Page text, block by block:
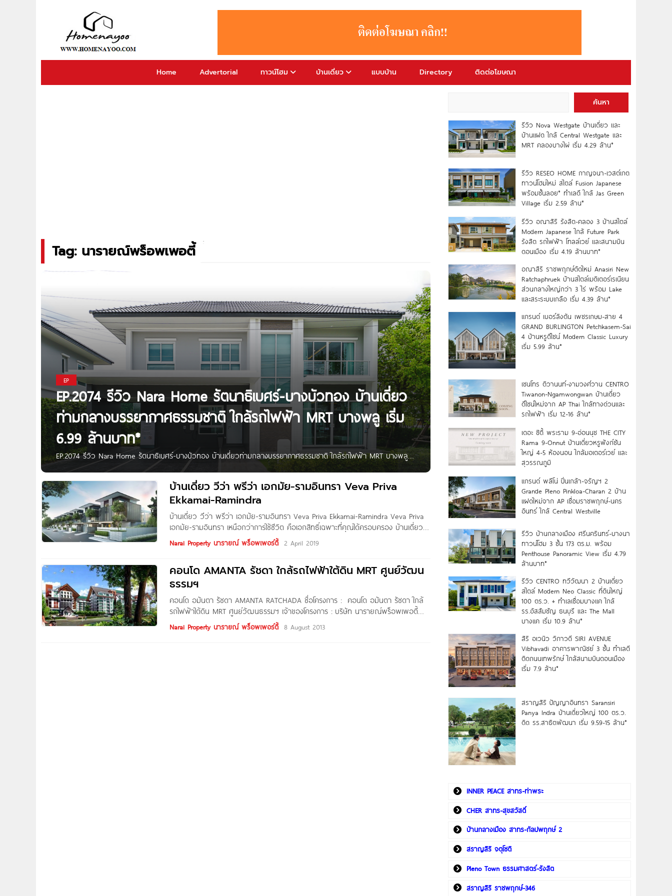
Home Advertorial ทาวน์โฮม บ้านเดี่ยว แบบบ้าน Directory ติดต่อโฆษณา
Tag: นารายณ์พร็อพเพอตี้
EP
EP.2074 รีวิว Nara Home รัตนาธิเบศร์-บางบัวทอง บ้านเดี่ยว
ท่ามกลางบรรยากาศธรรมชาติ ใกล้รถไฟฟ้า MRT บางพลู เริ่ม
6.99 ล้านบาท*
EP.2074 รีวิว Nara Home รัตนาธิเบศร์-บางบัวทอง บ้านเดี่ยวท่ามกลางบรรยากาศธรรมชาติ ใกล้รถไฟฟ้า MRT บางพลู
เริ่ม 6.99 ล้านบาท* Written by : THAnATH สวัสดีผู้อ่านชาว Homenayoo ทุกคน วันนี้ผมพามาชมโครงการ Nara
Home รัตนาธิเบศร์-บางบัวทอง จาก Narai Property ตั้งอยู่ติดถนนบางกรวย-ไทรน้อย เชื่อมต่อเข้าออกได้หลายเส้นทาง
ใกล้ถนนรัตนาธิเบศร์ ถนนชัยพฤกษ์
บ้านเดี่ยว วีว่า พรีว่า เอกมัย-รามอินทรา Veva Priva
Ekkamai-Ramindra
บ้านเดี่ยว วีว่า พรีว่า เอกมัย-รามอินทรา Veva Priva Ekkamai-Ramindra Veva Priva
เอกมัย-รามอินทรา เหนือกว่าการใช้ชีวิต คือเอกสิทธิ์เฉพาะที่คุณได้ครอบครอง บ้านเดี่ยว 3
ชั้น บนพื้นที่ใจกลางเมือง สัมผัสชีวิตใกล้ธรรมชาติ สไตล์ New Modern Luxury ที่
ออกแบบให้มีเอกลักษณ์เฉพาะ สะท้อนความหรูหราด้วยวัสดุมาตรฐานระดับพรีเมี่ยม และ
มอบความเป็นส่วนตัวบนทำเลที่ดีที่สุด เพียง 7 หลัง
Narai Property นารายณ์ พร็อพเพอร์ตี้ 2 April 2019
คอนโด AMANTA รัชดา ใกล้รถไฟฟ้าใต้ดิน MRT ศูนย์วัฒน
ธรรมฯ
คอนโด อมันตา รัชดา AMANTA RATCHADA ชื่อโครงการ : คอนโด อมันตา รัชดา ใกล้
รถไฟฟ้าใต้ดิน MRT ศูนย์วัฒนธรรมฯ เจ้าของโครงการ : บริษัท นารายณ์พร็อพเพอตี้
จำกัด ที่ตั้งโครงการ : รัชดาภิเษก ซ.5 ถนนรัชดาภิเษก แขวงดินแดง เขตดินแดง กรุงเทพฯ
ใกล้สถานีรถไฟฟ้าใต้ดิน MRT ศูนย์วัฒนธรรมฯ เพียง
Narai Property นารายณ์ พร็อพเพอร์ตี้ 8 August 2013
ค้นหา
รีวิว Nova Westgate บ้านเดี่ยว และ
บ้านแฝด ใกล้ Central Westgate และ
MRT คลองบางไผ่ เริ่ม 4.29 ล้าน*
รีวิว RESEO HOME กาญจนา-เวสต์เกต
ทาวน์โฮมใหม่ สไตล์ Fusion Japanese
พร้อมชั้นลอย* ทำเลดี ใกล้ Jas Green
Village เริ่ม 2.59 ล้าน*
รีวิว อณาสิริ รังสิต-คลอง 3 บ้านสไตล์
Modern Japanese ใกล้ Future Park
รังสิต รถไฟฟ้า โทลล์เวย์ และสนามบิน
ดอนเมือง เริ่ม 4.19 ล้านบาท*
อณาสิริ ราชพฤกษ์ตัดใหม่ Anasiri New
Ratchaphruek บ้านสไตล์เมดิเตอร์เรเนียน
ส่วนกลางใหญ่กว่า 3 ไร่ พร้อม Lake
และสระระบบเกลือ เริ่ม 4.39 ล้าน*
แกรนด์ เบอร์ลิงตัน เพชรเกษม-สาย 4
GRAND BURLINGTON Petchkasem-Sai
4 บ้านหรูดีไซน์ Modern Classic Luxury
เริ่ม 5.99 ล้าน*
เซนโทร ติวานนท์-งามวงศ์วาน CENTRO
Tiwanon-Ngamwongwan บ้านเดี่ยว
ดีไซน์ใหม่จาก AP Thai ใกล้ทางด่วนและ
รถไฟฟ้า เริ่ม 12-16 ล้าน*
เดอะ ซิตี้ พระราม 9-อ่อนนุช THE CITY
Rama 9-Onnut บ้านเดี่ยวหรูฟังก์ชัน
ใหญ่ 4-5 ห้องนอน ใกล้มอเตอร์เวย์ และ
สุวรรณภูมิ
แกรนด์ พลีโน่ ปิ่นเกล้า-จรัญฯ 2
Grande Pleno Pinkloa-Charan 2 บ้าน
แฝดใหม่จาก AP เชื่อมราชพฤกษ์-นคร
อินทร์ ใกล้ Central Westville
รีวิว บ้านกลางเมือง ศรีนครินทร์-บางนา
ทาวน์โฮม 3 ชั้น 173 ตร.ม. พร้อม
Penthouse Panoramic View เริ่ม 4.79
ล้านบาท*
รีวิว CENTRO ทวีวัฒนา 2 บ้านเดี่ยว
สไตล์ Modern Neo Classic ที่ดินใหญ่
100 ตร.ว. + ทำเลเชื่อมบางแค ใกล้
รร.อัสสัมชัญ ธนบุรี และ The Mall
บางแค เริ่ม 10.9 ล้าน*
สิริ อเวนิว วิภาวดี SIRI AVENUE
Vibhavadi อาคารพาณิชย์ 3 ชั้น ทำเลดี
ติดถนนเทพรักษ์ ใกล้สนามบินดอนเมือง
เริ่ม 7.9 ล้าน*
สราญสิริ ปัญญาอินทรา Saransiri
Panya Indra บ้านเดี่ยวใหญ่ 100 ตร.ว.
ดิด รร.สาธิตพัฒนา เริ่ม 9.59-15 ล้าน*
INNER PEACE สาทร-ท่าพระ
CHER สาทร-สุขสวัสดิ์
บ้านกลางเมือง สาทร-กัลปพฤกษ์ 2
สราญสิริ จตุโชติ
Pleno Town ธรรมศาสตร์-รังสิต
สราญสิริ ราชพฤกษ์-346